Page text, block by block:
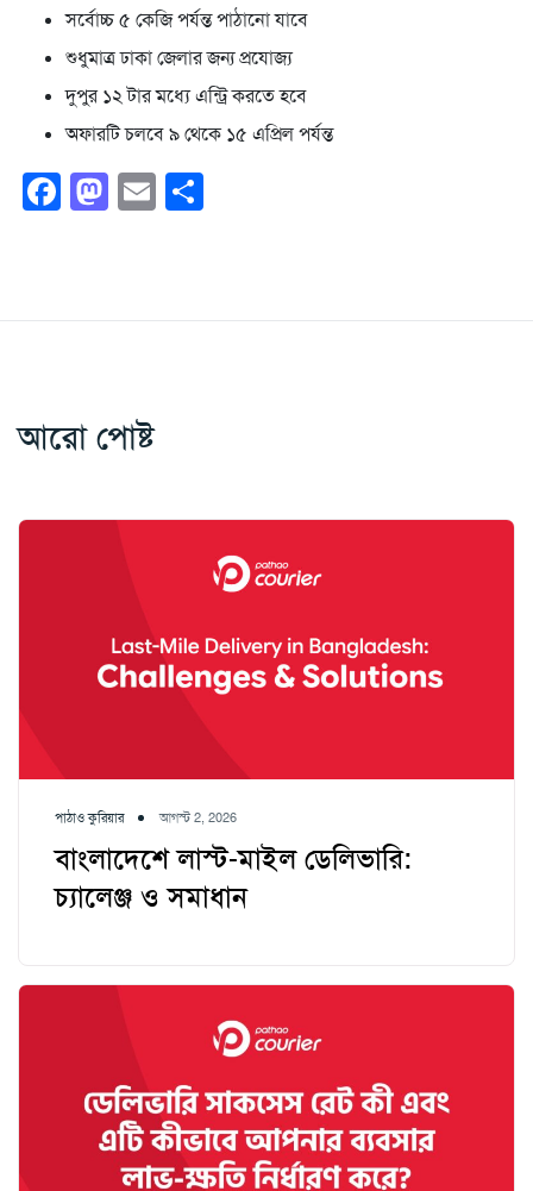
সর্বোচ্চ ৫ কেজি পর্যন্ত পাঠানো যাবে
শুধুমাত্র ঢাকা জেলার জন্য প্রযোজ্য
দুপুর ১২ টার মধ্যে এন্ট্রি করতে হবে
অফারটি চলবে ৯ থেকে ১৫ এপ্রিল পর্যন্ত
Facebook
Mastodon
Email
আরো পোষ্ট
পাঠাও কুরিয়ার আগস্ট 2, 2026
বাংলাদেশে লাস্ট-মাইল ডেলিভারি:
চ্যালেঞ্জ ও সমাধান